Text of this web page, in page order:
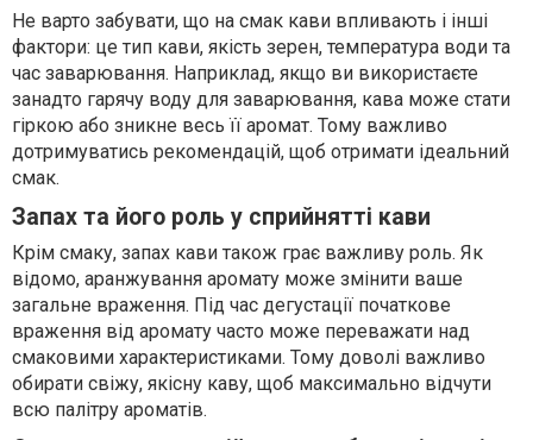
Не варто забувати, що на смак кави впливають і інші
фактори: це тип кави, якість зерен, температура води та
час заварювання. Наприклад, якщо ви використаєте
занадто гарячу воду для заварювання, кава може стати
гіркою або зникне весь її аромат. Тому важливо
дотримуватись рекомендацій, щоб отримати ідеальний
смак.
Запах та його роль у сприйнятті кави
Крім смаку, запах кави також грає важливу роль. Як
відомо, аранжування аромату може змінити ваше
загальне враження. Під час дегустації початкове
враження від аромату часто може переважати над
смаковими характеристиками. Тому доволі важливо
обирати свіжу, якісну каву, щоб максимально відчути
всю палітру ароматів.